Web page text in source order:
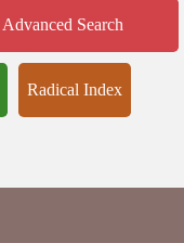
Advanced Search
Radical Index